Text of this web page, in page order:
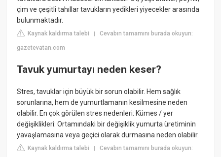
çim ve çeşitli tahıllar tavukların yedikleri yiyecekler arasında
bulunmaktadır.
Kaynak kaldırma talebi |Cevabın tamamını burada okuyun:
gazetevatan.com
Tavuk yumurtayı neden keser?
Stres, tavuklar için büyük bir sorun olabilir. Hem sağlık
sorunlarına, hem de yumurtlamanın kesilmesine neden
olabilir. En çok görülen stres nedenleri: Kümes / yer
değişiklikleri: Ortamındaki bir değişiklik yumurta üretiminin
yavaşlamasına veya geçici olarak durmasına neden olabilir.
Kaynak kaldırma talebi |Cevabın tamamını burada okuyun: